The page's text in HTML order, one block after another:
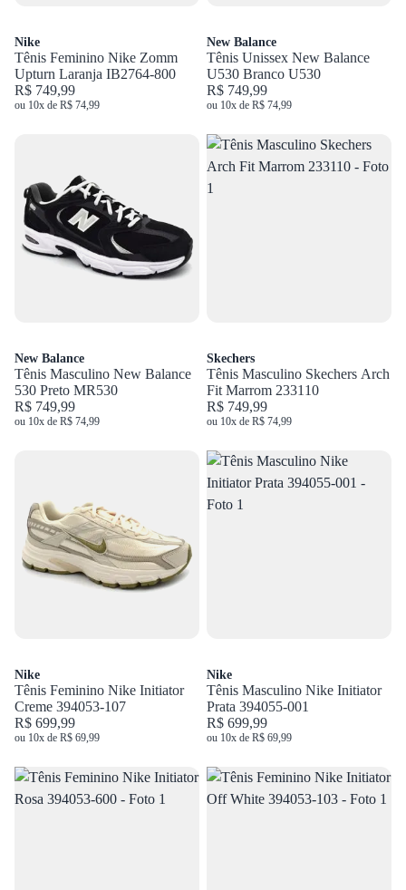
Nike
Tênis Feminino Nike Zomm
Upturn Laranja IB2764-800
R$ 749,99
ou 10x de R$ 74,99
New Balance
Tênis Unissex New Balance
U530 Branco U530
R$ 749,99
ou 10x de R$ 74,99
New Balance
Tênis Masculino New Balance
530 Preto MR530
R$ 749,99
ou 10x de R$ 74,99
Skechers
Tênis Masculino Skechers Arch
Fit Marrom 233110
R$ 749,99
ou 10x de R$ 74,99
Nike
Tênis Feminino Nike Initiator
Creme 394053-107
R$ 699,99
ou 10x de R$ 69,99
Nike
Tênis Masculino Nike Initiator
Prata 394055-001
R$ 699,99
ou 10x de R$ 69,99